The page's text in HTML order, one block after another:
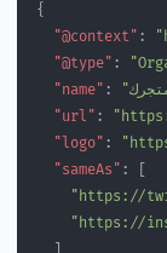
{
  "@context"
:
  "@type"
:
  "name"
:
  "url"
:
  "logo"
:
  "sameAs"
: [